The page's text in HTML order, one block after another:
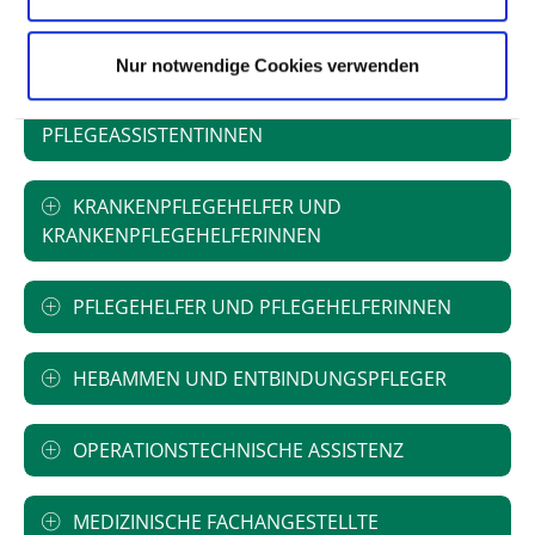
Nur notwendige Cookies verwenden
ALTENPFLEGER UND ALTENPFLEGERINNEN
PFLEGEASSISTENTEN UND
PFLEGEASSISTENTINNEN
KRANKENPFLEGEHELFER UND
KRANKENPFLEGEHELFERINNEN
PFLEGEHELFER UND PFLEGEHELFERINNEN
HEBAMMEN UND ENTBINDUNGSPFLEGER
OPERATIONSTECHNISCHE ASSISTENZ
MEDIZINISCHE FACHANGESTELLTE